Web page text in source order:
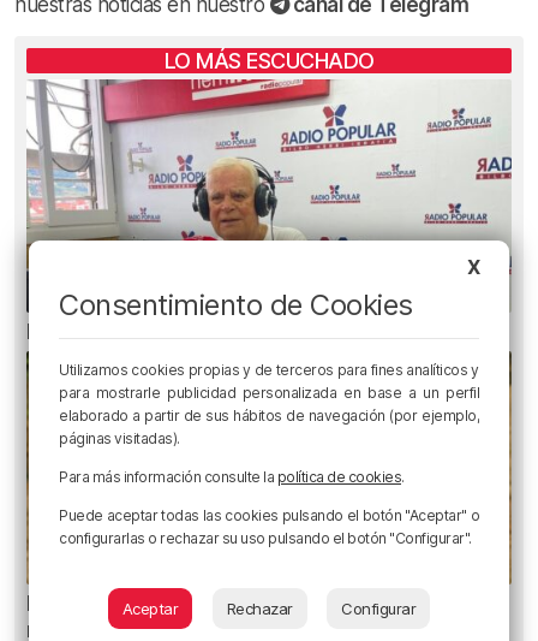
nuestras noticias en nuestro canal de Telegram
LO MÁS ESCUCHADO
El bilbaíno que opta a un récord Guinness
El aviso de los pediatras ante el eclipse: una
mirada puede causar daños irreversibles
X
Consentimiento de Cookies
Utilizamos cookies propias y de terceros para fines analíticos y
para mostrarle publicidad personalizada en base a un perfil
elaborado a partir de sus hábitos de navegación (por ejemplo,
páginas visitadas).
Para más información consulte la política de cookies.
Puede aceptar todas las cookies pulsando el botón "Aceptar" o
configurarlas o rechazar su uso pulsando el botón "Configurar".
Aceptar Rechazar Configurar